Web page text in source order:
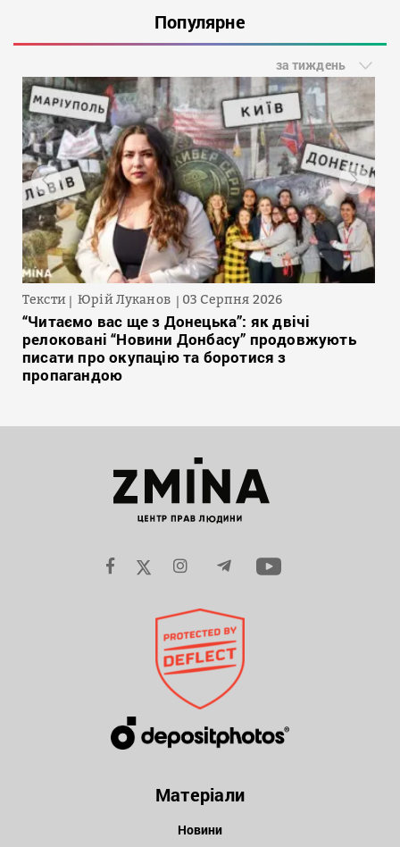
Популярне
за тиждень
Тексти Юрій Луканов 03 Серпня 2026
“Читаємо вас ще з Донецька”: як двічі
релоковані “Новини Донбасу” продовжують
писати про окупацію та боротися з
пропагандою
Матеріали
Новини